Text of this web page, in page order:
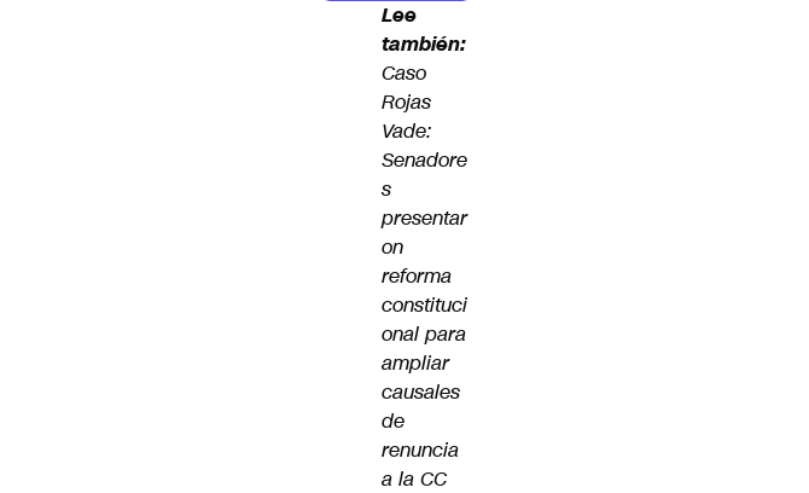
Lee
también:
Caso
Rojas
Vade:
Senadore
s
presentar
on
reforma
constituci
onal para
ampliar
causales
de
renuncia
a la CC